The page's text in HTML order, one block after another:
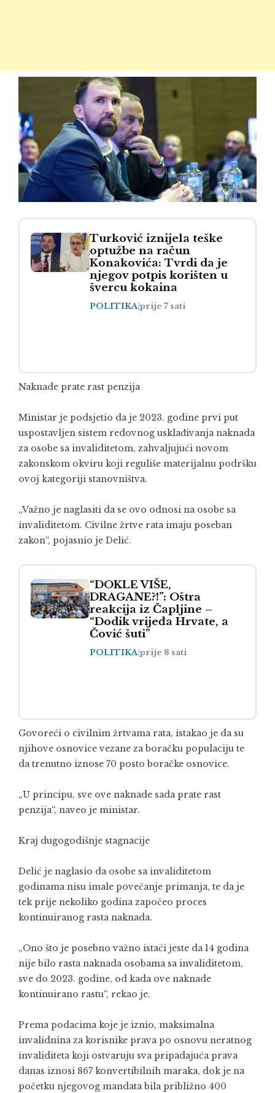
Turković iznijela teške
optužbe na račun
Konakovića: Tvrdi da je
njegov potpis korišten u
švercu kokaina
POLITIKAprije 7 sati
Naknade prate rast penzija
Ministar je podsjetio da je 2023. godine prvi put
uspostavljen sistem redovnog usklađivanja naknada
za osobe sa invaliditetom, zahvaljujući novom
zakonskom okviru koji reguliše materijalnu podršku
ovoj kategoriji stanovništva.
„Važno je naglasiti da se ovo odnosi na osobe sa
invaliditetom. Civilne žrtve rata imaju poseban
zakon“, pojasnio je Delić.
“DOKLE VIŠE,
DRAGANE?!”: Oštra
reakcija iz Čapljine –
“Dodik vrijeđa Hrvate, a
Čović šuti”
POLITIKAprije 8 sati
Govoreći o civilnim žrtvama rata, istakao je da su
njihove osnovice vezane za boračku populaciju te
da trenutno iznose 70 posto boračke osnovice.
„U principu, sve ove naknade sada prate rast
penzija“, naveo je ministar.
Kraj dugogodišnje stagnacije
Delić je naglasio da osobe sa invaliditetom
godinama nisu imale povećanje primanja, te da je
tek prije nekoliko godina započeo proces
kontinuiranog rasta naknada.
„Ono što je posebno važno istaći jeste da 14 godina
nije bilo rasta naknada osobama sa invaliditetom,
sve do 2023. godine, od kada ove naknade
kontinuirano rastu“, rekao je.
Prema podacima koje je iznio, maksimalna
invalidnina za korisnike prava po osnovu neratnog
invaliditeta koji ostvaruju sva pripadajuća prava
danas iznosi 867 konvertibilnih maraka, dok je na
početku njegovog mandata bila približno 400